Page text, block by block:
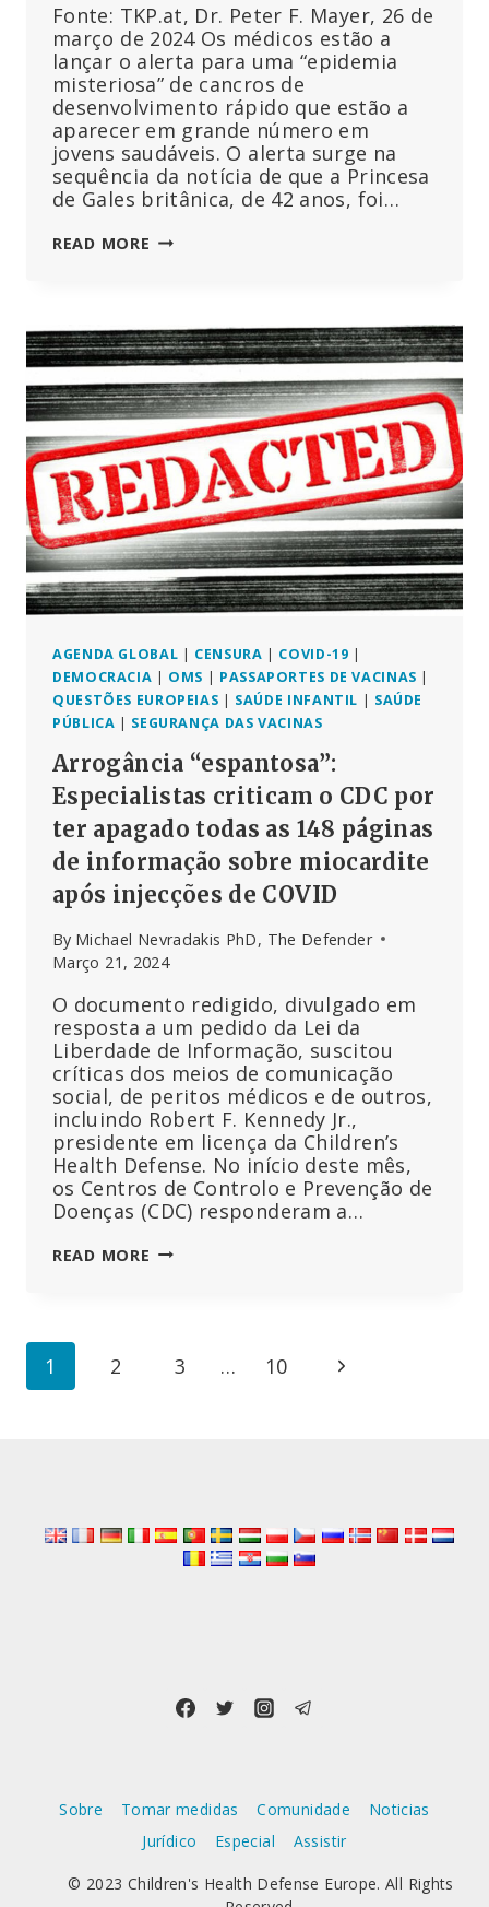
Fonte: TKP.at, Dr. Peter F. Mayer, 26 de
março de 2024 Os médicos estão a
lançar o alerta para uma “epidemia
misteriosa” de cancros de
desenvolvimento rápido que estão a
aparecer em grande número em
jovens saudáveis. O alerta surge na
sequência da notícia de que a Princesa
de Gales britânica, de 42 anos, foi…
READ MORE MÉDICOS
A
“EPIDEMIA”
DE
CANCRO
ENTRE
OS
JOVENS
AGENDA GLOBAL | CENSURA | COVID-19 |
DEMOCRACIA | OMS | PASSAPORTES DE VACINAS |
QUESTÕES EUROPEIAS | SAÚDE INFANTIL | SAÚDE
PÚBLICA | SEGURANÇA DAS VACINAS
Arrogância “espantosa”:
Especialistas criticam o CDC por
ter apagado todas as 148 páginas
de informação sobre miocardite
após injecções de COVID
By Michael Nevradakis PhD, The Defender
Março 21, 2024
O documento redigido, divulgado em
resposta a um pedido da Lei da
Liberdade de Informação, suscitou
críticas dos meios de comunicação
social, de peritos médicos e de outros,
incluindo Robert F. Kennedy Jr.,
presidente em licença da Children’s
Health Defense. No início deste mês,
os Centros de Controlo e Prevenção de
Doenças (CDC) responderam a…
READ MORE ARROGÂNCIA
CDC
PÁGINAS
COVID
Page
1 2 3 … 10
Next
Sobre Tomar medidas Comunidade
Noticias
Jurídico
Especial Assistir
© 2023 Children's Health Defense Europe. All Rights